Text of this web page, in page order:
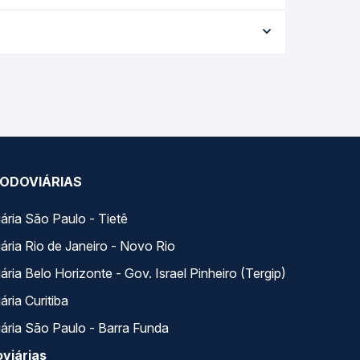
garante a melhor oferta para o seu roteiro.
São Paulo - Tietê
Rio de Janeiro - Novo Rio
Belo Horizonte - Gov. Israel Pinheiro (Tergip)
Curitiba
São Paulo - Barra Funda